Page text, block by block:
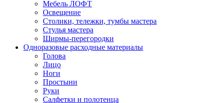
Мебель ЛОФТ
Освещение
Столики, тележки, тумбы мастера
Стулья мастера
Ширмы-перегородки
Одноразовые расходные материалы
Голова
Лицо
Ноги
Простыни
Руки
Салфетки и полотенца